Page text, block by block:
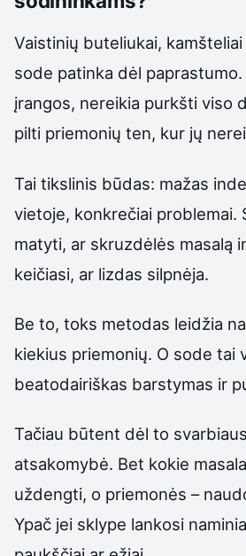
Vaistinių buteliukai,
sode patinka dėl
įrangos, nereikia purkšti viso
pilti priemonių ten, kur jų
Tai tikslinis būdas: mažas
vietoje, konkrečiai problemai.
matyti, ar skruzdėlės masalą
keičiasi, ar lizdas silpnėja.
Be to, toks metodas leidžia
kiekius priemonių. O sode tai
beatodairiškas barstymas ir
Tačiau būtent dėl to
atsakomybė. Bet kokie
uždengti, o priemonės –
Ypač jei sklype lankosi